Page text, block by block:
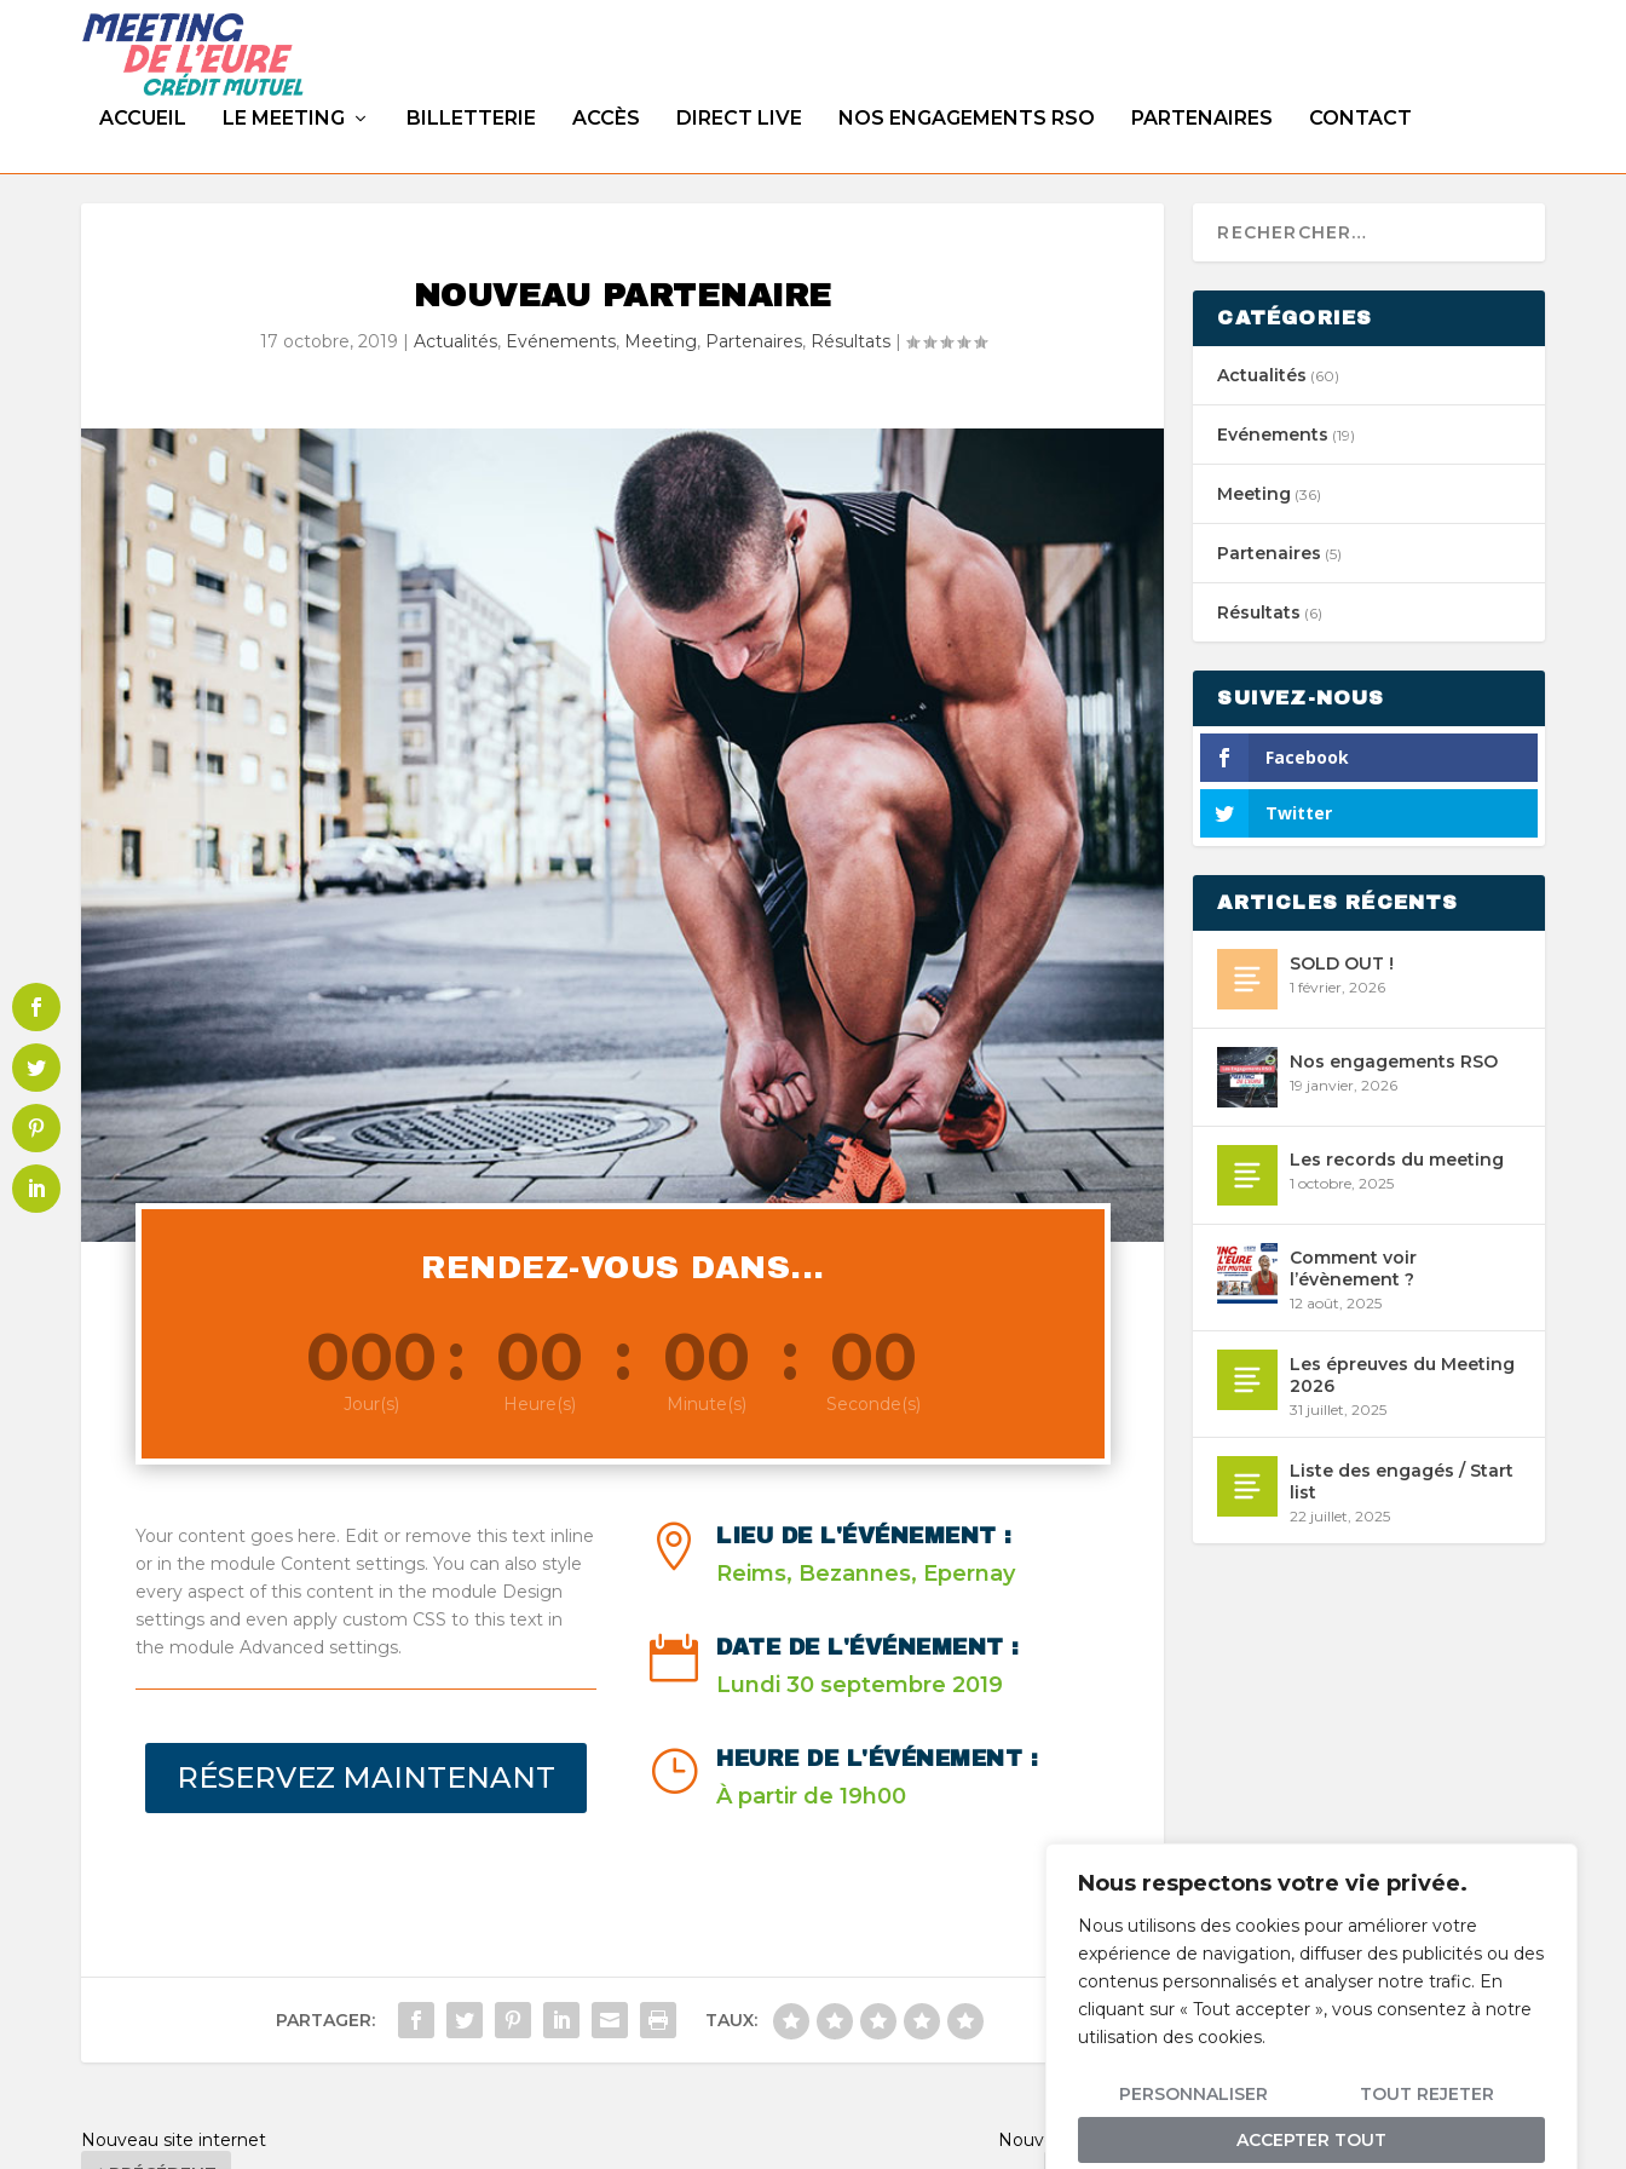
Nous respectons votre vie privée.
Nous utilisons des cookies pour améliorer votre
expérience de navigation, diffuser des publicités ou des
contenus personnalisés et analyser notre trafic. En
cliquant sur « Tout accepter », vous consentez à notre
utilisation des cookies.
PERSONNALISER TOUT REJETER
ACCEPTER TOUT
ACCUEIL LE MEETING BILLETTERIE ACCÈS DIRECT LIVE NOS ENGAGEMENTS RSO PARTENAIRES CONTACT
NOUVEAU PARTENAIRE
17 octobre, 2019 | Actualités, Evénements, Meeting, Partenaires, Résultats|
RENDEZ-VOUS DANS...
000
Jour(s)
: 00
Heure(s)
: 00
Minute(s)
: 00
Seconde(s)
Your content goes here. Edit or remove this text inline
or in the module Content settings. You can also style
every aspect of this content in the module Design
settings and even apply custom CSS to this text in
the module Advanced settings.
RÉSERVEZ MAINTENANT
 LIEU DE L'ÉVÉNEMENT :
Reims, Bezannes, Epernay
 DATE DE L'ÉVÉNEMENT :
Lundi 30 septembre 2019
} HEURE DE L'ÉVÉNEMENT :
À partir de 19h00
PARTAGER: TAUX:
Nouveau site internet
Nouvel événement
CATÉGORIES
Actualités (60)
Evénements (19)
Meeting (36)
Partenaires (5)
Résultats (6)
SUIVEZ-NOUS
Facebook
Twitter
ARTICLES RÉCENTS
SOLD OUT !
1 février, 2026
Nos engagements RSO
19 janvier, 2026
Les records du meeting
1 octobre, 2025
Comment voir
l’évènement ?
12 août, 2025
Les épreuves du Meeting
2026
31 juillet, 2025
Liste des engagés / Start
list
22 juillet, 2025